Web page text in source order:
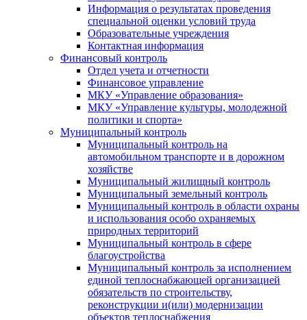
Информация о результатах проведения
специальной оценки условий труда
Образовательные учреждения
Контактная информация
Финансовый контроль
Отдел учета и отчетности
Финансовое управление
МКУ «Управление образования»
МКУ «Управление культуры, молодежной
политики и спорта»
Муниципальный контроль
Муниципальный контроль на
автомобильном транспорте и в дорожном
хозяйстве
Муниципальный жилищный контроль
Муниципальный земельный контроль
Муниципальный контроль в области охраны
и использования особо охраняемых
природных территорий
Муниципальный контроль в сфере
благоустройства
Муниципальный контроль за исполнением
единой теплоснабжающей организацией
обязательств по строительству,
реконструкции и(или) модернизации
объектов теплоснабжения